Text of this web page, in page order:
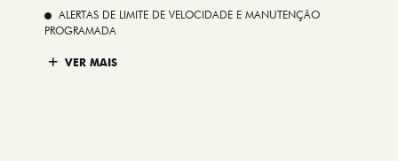
ALERTAS DE LIMITE DE VELOCIDADE E MANUTENÇÃO
PROGRAMADA
VER MAIS